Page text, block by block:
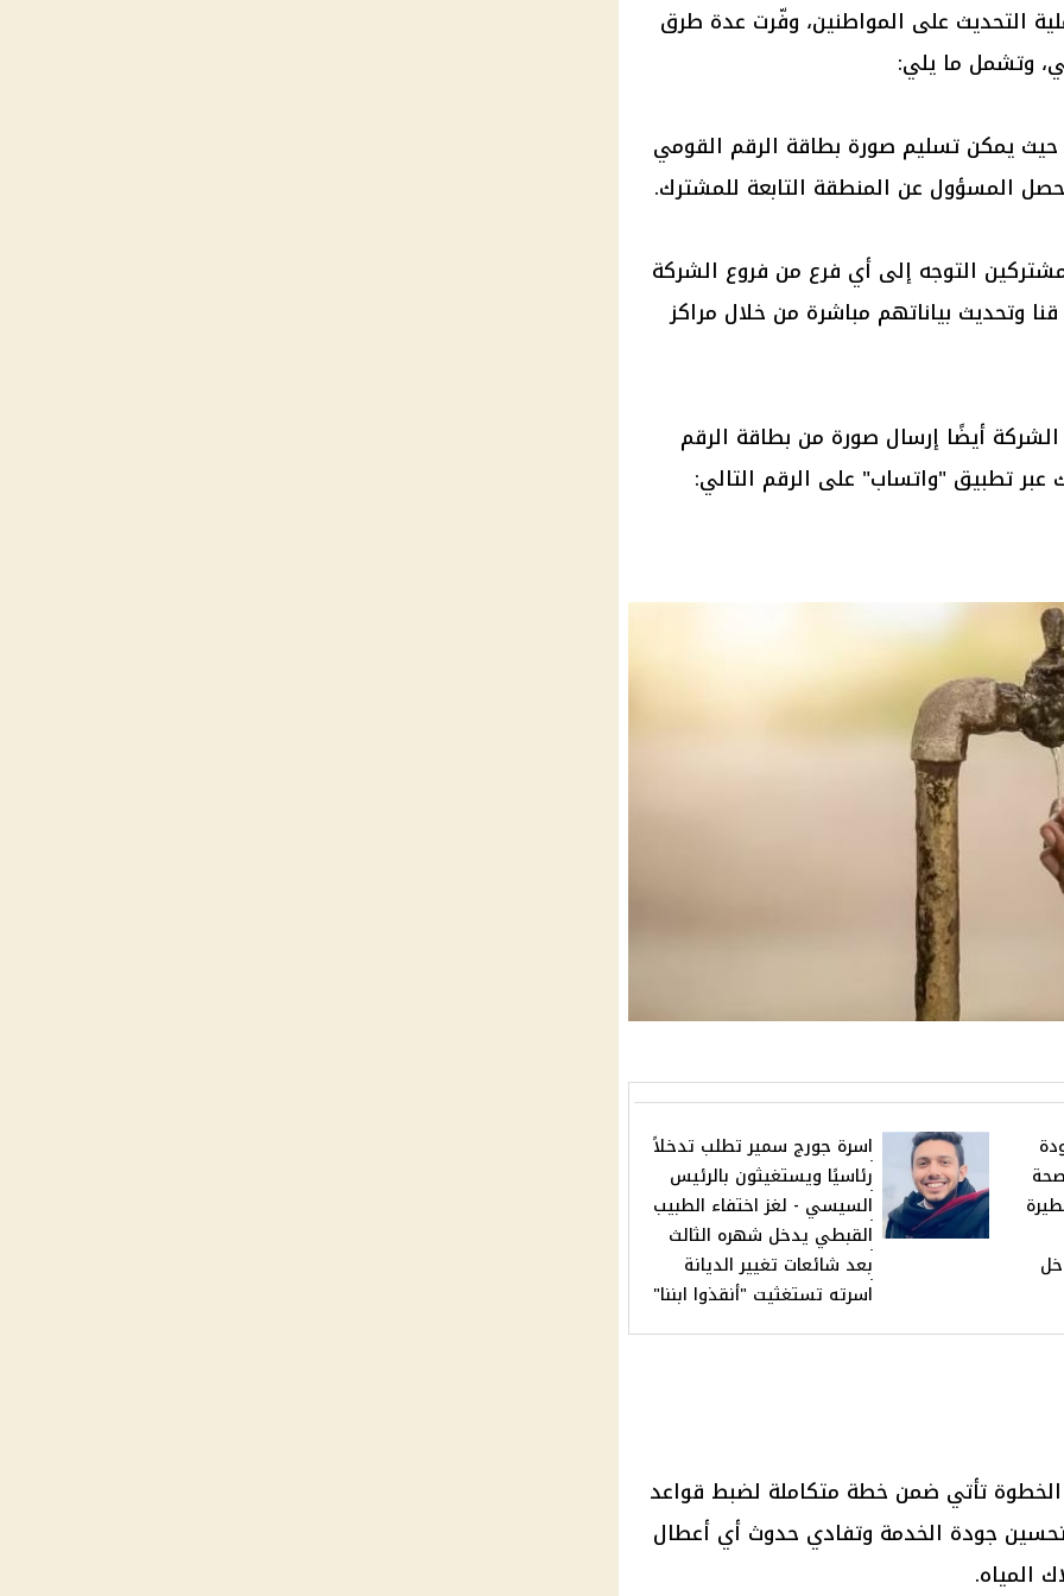
التحديث على المواطنين، وفّرت عدة طرق
، وتشمل ما يلي:
حيث يمكن تسليم صورة بطاقة الرقم القومي
المسؤول عن المنطقة التابعة للمشترك.
التوجه إلى أي فرع من فروع الشركة
وتحديث بياناتهم مباشرة من خلال مراكز
أيضًا إرسال صورة من بطاقة الرقم
عبر تطبيق "واتساب" على الرقم التالي:
اسرة جورج سمير تطلب تدخلاً
رئاسيًا ويستغيثون بالرئيس
السيسي - لغز اختفاء الطبيب
القبطي يدخل شهره الثالث
بعد شائعات تغيير الديانة
اسرته تستغثيت "أنقذوا ابننا"
تأتي ضمن خطة متكاملة لضبط قواعد
جودة الخدمة وتفادي حدوث أي أعطال
المياه.